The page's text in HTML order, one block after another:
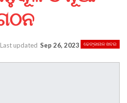
ଢେଙ୍କାନାଳ ଖବର
Last updated Sep 26, 2023